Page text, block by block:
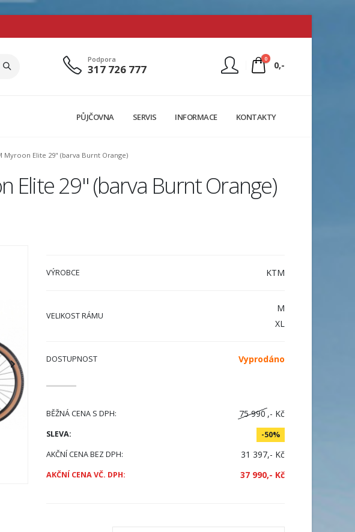
Podpora
317 726 777
0
0,-
Přihlásit
PŮJČOVNA SERVIS INFORMACE KONTAKTY
Myroon Elite 29" (barva Burnt Orange)
Elite 29" (barva Burnt Orange)
VÝROBCE KTM
VELIKOST RÁMU
M
XL
DOSTUPNOST Vyprodáno
BĚŽNÁ CENA S DPH: 75 990 ,- Kč
SLEVA:
-50%
AKČNÍ CENA BEZ DPH:
31 397,- Kč
AKČNÍ CENA VČ. DPH: 37 990,- Kč